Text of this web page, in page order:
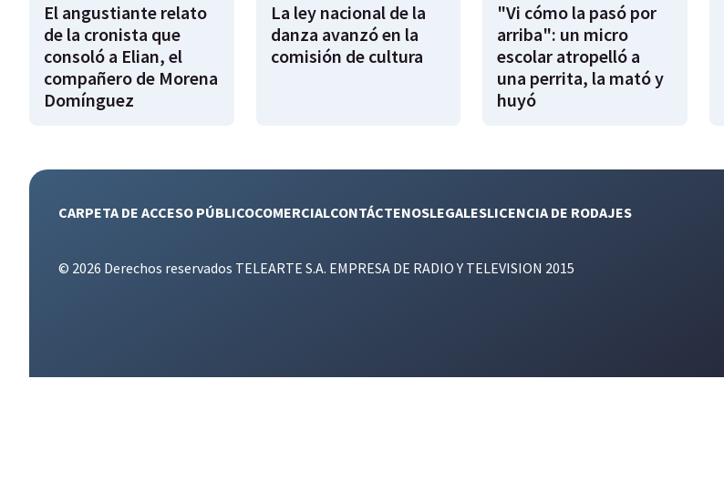
El angustiante relato
de la cronista que
consoló a Elian, el
compañero de Morena
Domínguez
La ley nacional de la
danza avanzó en la
comisión de cultura
"Vi cómo la pasó por
arriba": un micro
escolar atropelló a
una perrita, la mató y
huyó
CARPETA DE ACCESO PÚBLICOCOMERCIALCONTÁCTENOSLEGALESLICENCIA DE RODAJES
© 2026 Derechos reservados TELEARTE S.A. EMPRESA DE RADIO Y TELEVISION 2015